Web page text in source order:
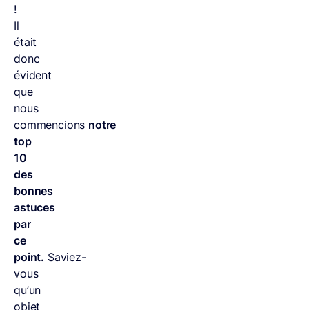
!
Il
était
donc
évident
que
nous
commencions notre
top
10
des
bonnes
astuces
par
ce
point. Saviez-
vous
qu’un
objet